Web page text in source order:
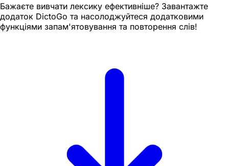
Бажаєте вивчати лексику ефективніше? Завантажте
додаток DictoGo та насолоджуйтеся додатковими
функціями запам'ятовування та повторення слів!